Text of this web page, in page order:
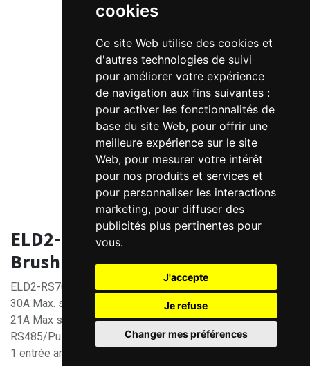
cookies
Ce site Web utilise des cookies et
d'autres technologies de suivi
pour améliorer votre expérience
de navigation aux fins suivantes :
pour activer les fonctionnalités de
base du site Web, pour offrir une
meilleure expérience sur le site
Web, pour mesurer votre intérêt
pour nos produits et services et
pour personnaliser les interactions
marketing, pour diffuser des
publicités plus pertinentes pour
vous.
J'accepte
Je refuse
Changer mes préférences
ELD2-RS7030B Variateur
Brushless DC 24-70V 30A
ELD2-RS7030B Variateur Brushless DC 24-70V
30A Max. sous 48V (1200W)
21A Max si >48V
RS485/Pulses+Dir.
1 entrée analogique. 1 sortie frein.